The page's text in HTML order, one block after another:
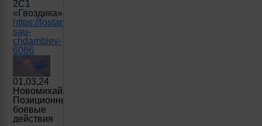
2С1
«Гвоздика»
https://lostarmour.info/news/kbb-
sau-
chdambiev-
6086
01,03,24
Новомихайловка
Позиционные
боевые
действия